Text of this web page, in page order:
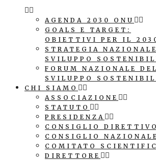
AGENDA 2030 ONU
GOALS E TARGET:
OBIETTIVI PER IL
STRATEGIA
SVILUPPO
FORUM NAZIONALE
SVILUPPO
CHI SIAMO
ASSOCIAZIONE
STATUTO
PRESIDENZA
CONSIGLIO DIRETTIVO
CONSIGLIO NAZIONALE
COMITATO
DIRETTORE